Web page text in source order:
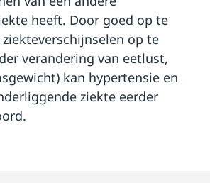
heeft. Door goed op te
op te
verandering van eetlust,
kan hypertensie en
ziekte eerder